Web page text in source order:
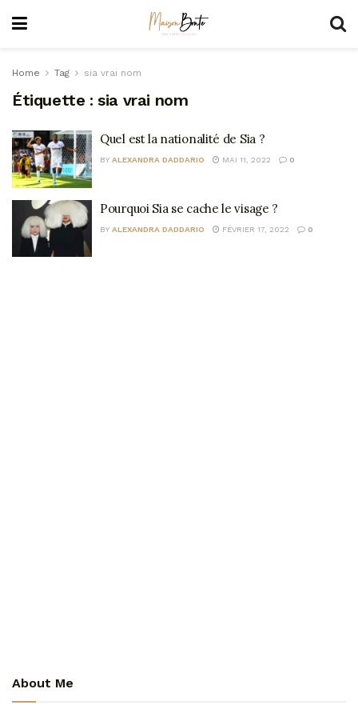
Home Tag sia vrai nom
Étiquette :sia vrai nom
Quel est la nationalité de Sia ?
BY ALEXANDRA DADDARIO MAI 11, 2022 0
Pourquoi Sia se cache le visage ?
BY ALEXANDRA DADDARIO FÉVRIER 17, 2022 0
About Me